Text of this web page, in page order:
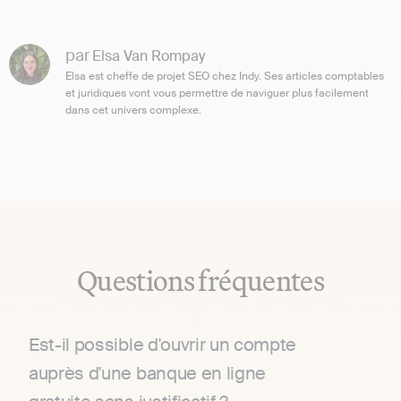
parElsa Van Rompay
Elsa est cheffe de projet SEO chez Indy. Ses articles comptables
et juridiques vont vous permettre de naviguer plus facilement
dans cet univers complexe.
Questions fréquentes
Est-il possible d'ouvrir un compte
auprès d'une banque en ligne